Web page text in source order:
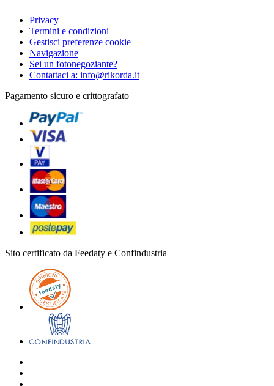
Privacy
Termini e condizioni
Gestisci preferenze cookie
Navigazione
Sei un fotonegoziante?
Contattaci a: info@rikorda.it
Pagamento sicuro e crittografato
Sito certificato da Feedaty e Confindustria